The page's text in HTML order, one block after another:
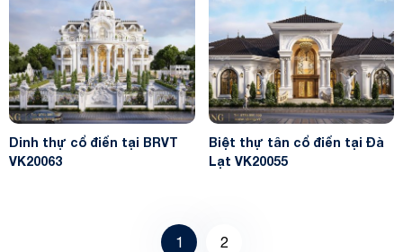
Dinh thự cổ điển tại BRVT
VK20063
Biệt thự tân cổ điển tại Đà
Lạt VK20055
1 2